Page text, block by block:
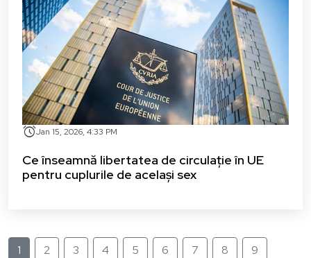
alarmJan 15, 2026, 4:33 PM
Ce înseamnă libertatea de circulație în UE
pentru cuplurile de același sex
1 2 3 4 5 6 7 8
9